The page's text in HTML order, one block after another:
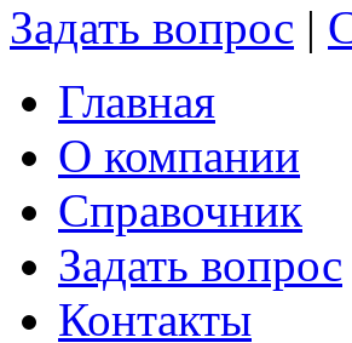
Задать вопрос |
Главная
О компании
Справочник
Задать вопрос
Контакты